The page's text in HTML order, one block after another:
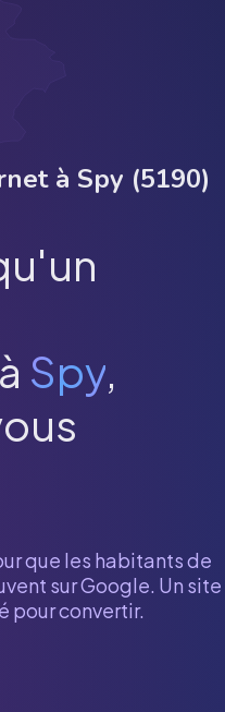
à Spy (5190)
Spy,
que les habitants de
sur Google. Un site
pour convertir.